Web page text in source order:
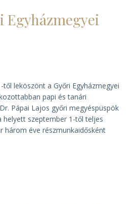
Egyházmegyei
leköszönt a Győri Egyházmegyei
papi és tanári
Pápai Lajos győri megyéspüspök
helyett szeptember 1-től teljes
három éve részmunkaidősként